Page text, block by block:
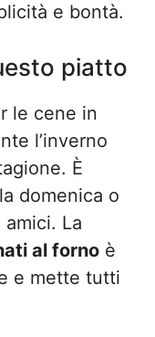
e bontà.
piatto
le cene in
l’inverno
È
domenica o
La
al forno è
e mette tutti